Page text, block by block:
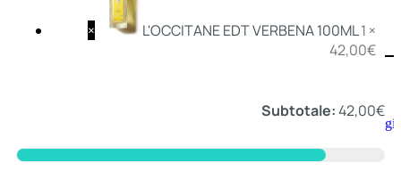
Deo
Aggiungi
× L'OCCITANE EDT VERBENA 100ML1 ×
42,00€
Subtotale:42,00€